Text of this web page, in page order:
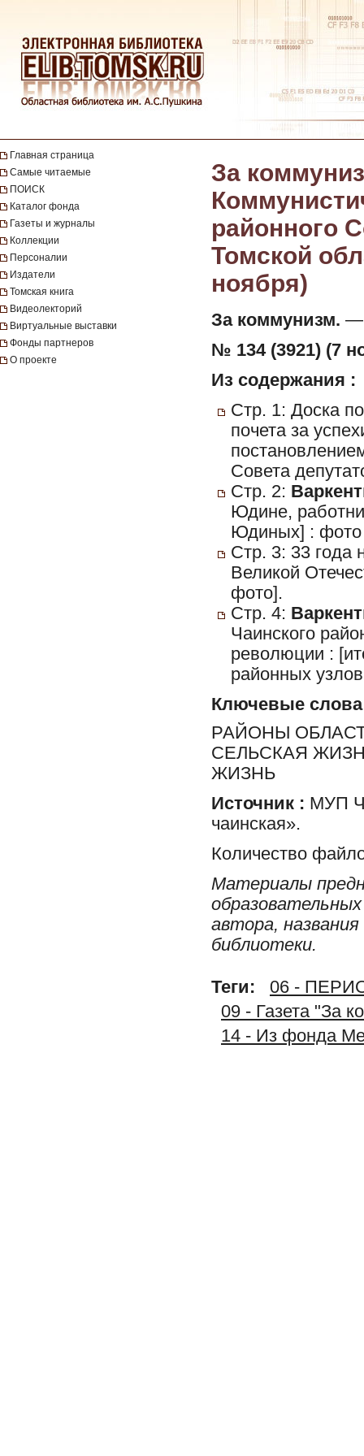
Главная страница
Самые читаемые
ПОИСК
Каталог фонда
Газеты и журналы
Коллекции
Персоналии
Издатели
Томская книга
Видеолекторий
Виртуальные выставки
Фонды партнеров
О проекте
За
районного
Томской
ноября)
За коммунизм. —
№ 134 (3921) (7
Из содержания :
Стр. 1: Доска
почета за
Совета
Стр. 2:
Юдине,
Юдиных] : фото
Стр. 3: 33 года
Великой
фото].
Стр. 4:
Чаинского
революции :
районных
Ключевые слова
РАЙОНЫ
СЕЛЬСКАЯ
ЖИЗНЬ
Источник : МУП
чаинская».
Количество
Материалы
автора,
библиотеки.
Теги:
06 -
09 - Газета "За
14 - Из фонда